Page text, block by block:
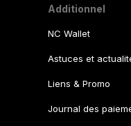
Additionnel
NC Wallet
Astuces et
Liens & Promo
Journal des